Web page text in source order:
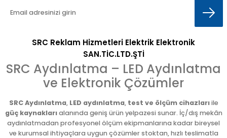
SRC Reklam Hizmetleri Elektrik Elektronik
SAN.TİC.LTD.ŞTİ
SRC Aydınlatma – LED Aydınlatma
ve Elektronik Çözümler
SRC Aydınlatma, LED aydınlatma, test ve ölçüm cihazlarıile
güç kaynaklarıalanında geniş ürün yelpazesi sunar. İç/dış mekân
aydınlatmadan profesyonel ölçüm ekipmanlarına kadar bireysel
ve kurumsal ihtiyaçlara uygun çözümler stoktan, hızlı teslimatla